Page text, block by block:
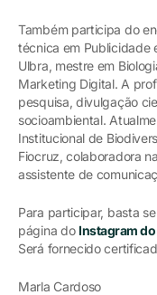
Também participa do
técnica em Publicidade
Ulbra, mestre em
Marketing Digital. A
pesquisa, divulgação
socioambiental.
Institucional de
Fiocruz, colaboradora
assistente de
Para participar, basta
página do Instagram
Será fornecido
Marla Cardoso